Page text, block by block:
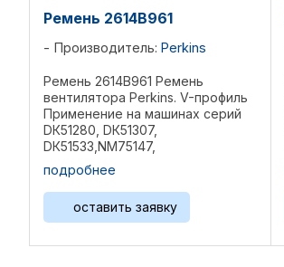
Ремень 2614B961
Производитель: Perkins
Ремень 2614B961 Ремень
вентилятора Perkins. V-профиль
Применение на машинах серий
DК51280, DК51307,
DК51533,NМ75147,
NМ75148,NМ75335, RЕ37848,
RЕ37997,RЕ38040, RG75334,
NJ38694, NJ75055,
NL38924,NL38925, NМ75247 Вес
0,33 кг Комплект 2 ...
подробнее
оставить заявку